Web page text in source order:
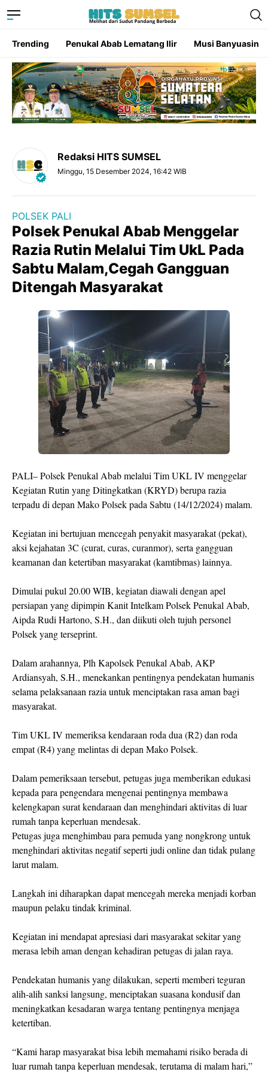
Trending Penukal Abab Lematang Ilir Musi Banyuasin
Redaksi HITS SUMSEL
Minggu, 15 Desember 2024, 16:42 WIB
POLSEK PALI
Polsek Penukal Abab Menggelar
Razia Rutin Melalui Tim UkL Pada
Sabtu Malam,Cegah Gangguan
Ditengah Masyarakat
PALI– Polsek Penukal Abab melalui Tim UKL IV menggelar
Kegiatan Rutin yang Ditingkatkan (KRYD) berupa razia
terpadu di depan Mako Polsek pada Sabtu (14/12/2024) malam.
Kegiatan ini bertujuan mencegah penyakit masyarakat (pekat),
aksi kejahatan 3C (curat, curas, curanmor), serta gangguan
keamanan dan ketertiban masyarakat (kamtibmas) lainnya.
Dimulai pukul 20.00 WIB, kegiatan diawali dengan apel
persiapan yang dipimpin Kanit Intelkam Polsek Penukal Abab,
Aipda Rudi Hartono, S.H., dan diikuti oleh tujuh personel
Polsek yang terseprint.
Dalam arahannya, Plh Kapolsek Penukal Abab, AKP
Ardiansyah, S.H., menekankan pentingnya pendekatan humanis
selama pelaksanaan razia untuk menciptakan rasa aman bagi
masyarakat.
Tim UKL IV memeriksa kendaraan roda dua (R2) dan roda
empat (R4) yang melintas di depan Mako Polsek.
Dalam pemeriksaan tersebut, petugas juga memberikan edukasi
kepada para pengendara mengenai pentingnya membawa
kelengkapan surat kendaraan dan menghindari aktivitas di luar
rumah tanpa keperluan mendesak.
Petugas juga menghimbau para pemuda yang nongkrong untuk
menghindari aktivitas negatif seperti judi online dan tidak pulang
larut malam.
Langkah ini diharapkan dapat mencegah mereka menjadi korban
maupun pelaku tindak kriminal.
Kegiatan ini mendapat apresiasi dari masyarakat sekitar yang
merasa lebih aman dengan kehadiran petugas di jalan raya.
Pendekatan humanis yang dilakukan, seperti memberi teguran
alih-alih sanksi langsung, menciptakan suasana kondusif dan
meningkatkan kesadaran warga tentang pentingnya menjaga
ketertiban.
“Kami harap masyarakat bisa lebih memahami risiko berada di
luar rumah tanpa keperluan mendesak, terutama di malam hari,”